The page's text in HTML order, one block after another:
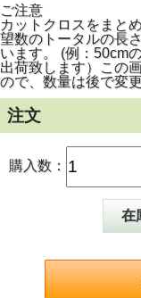
便が選べます。規定
配送となります。予
ご注意
カットクロスをまと
望数のトータルの長
います。 (例：50cm
出荷致します）この
ので、数量は後で変
注文
購入数：
在